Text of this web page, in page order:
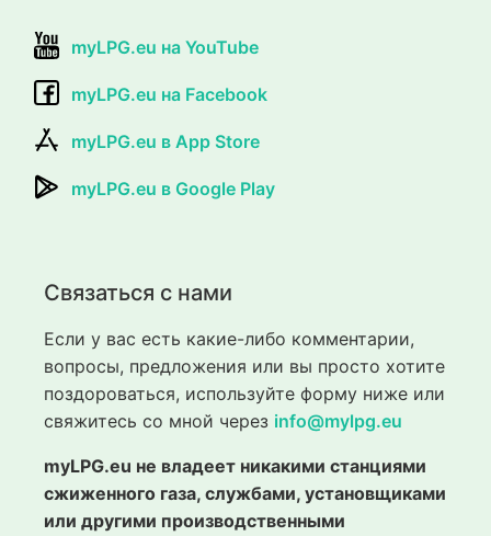
myLPG.eu на YouTube
myLPG.eu на Facebook
myLPG.eu в App Store
myLPG.eu в Google Play
Связаться с нами
Если у вас есть какие-либо комментарии,
вопросы, предложения или вы просто хотите
поздороваться, используйте форму ниже или
свяжитесь со мной через info@mylpg.eu
myLPG.eu не владеет никакими станциями
сжиженного газа, службами, установщиками
или другими производственными